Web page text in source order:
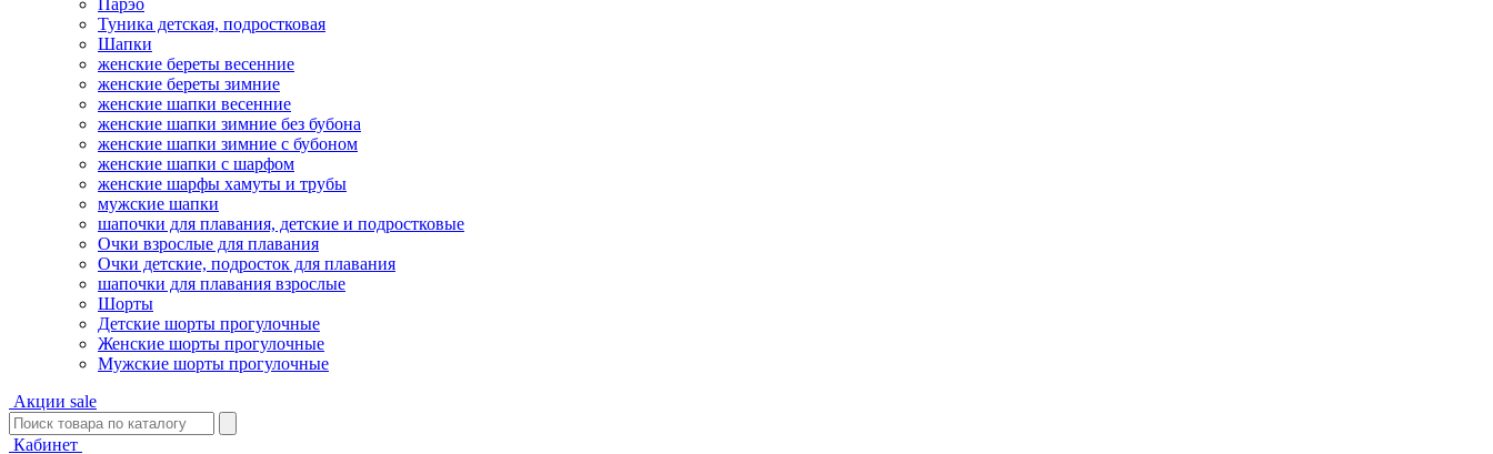
Туника детская, подростковая
Шапки
женские береты весенние
женские береты зимние
женские шапки весенние
женские шапки зимние без бубона
женские шапки зимние с бубоном
женские шапки с шарфом
женские шарфы хамуты и трубы
мужские шапки
шапочки для плавания, детские и подростковые
Очки взрослые для плавания
Очки детские, подросток для плавания
шапочки для плавания взрослые
Шорты
Детские шорты прогулочные
Женские шорты прогулочные
Мужские шорты прогулочные
Акции sale
Кабинет